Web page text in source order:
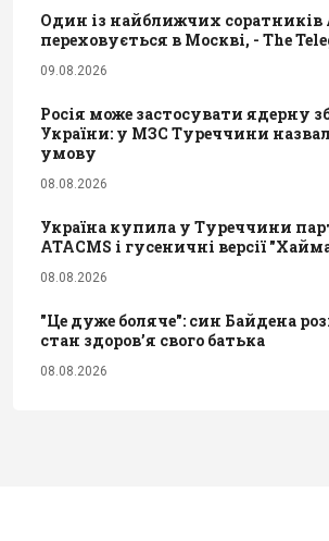
Один із найближчих соратників
переховується в Москві, - The
09.08.2026
Росія може застосувати ядерну
України: у МЗС Туреччини
умову
08.08.2026
Україна купила у Туреччини
ATACMS і гусеничні версії
08.08.2026
"Це дуже боляче": син Байдена
стан здоров’я свого батька
08.08.2026